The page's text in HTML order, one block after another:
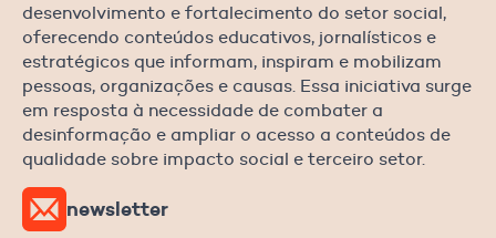
desenvolvimento e fortalecimento do setor social,
oferecendo conteúdos educativos, jornalísticos e
estratégicos que informam, inspiram e mobilizam
pessoas, organizações e causas. Essa iniciativa surge
em resposta à necessidade de combater a
desinformação e ampliar o acesso a conteúdos de
qualidade sobre impacto social e terceiro setor.
newsletter